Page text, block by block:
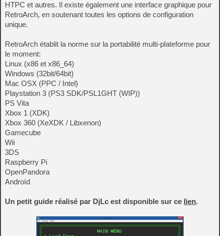
HTPC et autres. Il existe également une interface graphique pour
RetroArch, en soutenant toutes les options de configuration
unique.
RetroArch établit la norme sur la portabilité multi-plateforme pour
le moment:
Linux (x86 et x86_64)
Windows (32bit/64bit)
Mac OSX (PPC / Intel)
Playstation 3 (PS3 SDK/PSL1GHT (WIP))
PS Vita
Xbox 1 (XDK)
Xbox 360 (XeXDK / Libxenon)
Gamecube
Wii
3DS
Raspberry Pi
OpenPandora
Androïd
Un petit guide réalisé par DjLc est disponible sur ce lien.